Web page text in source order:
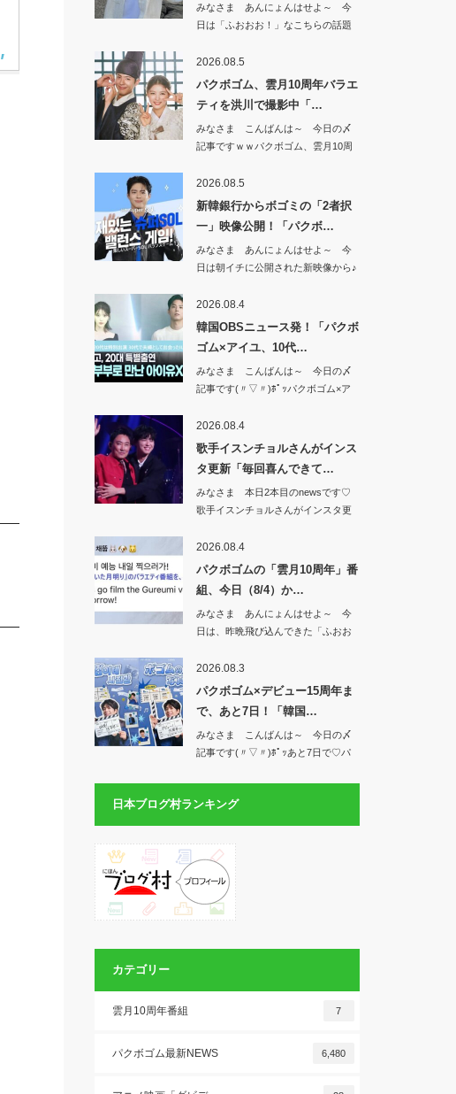
みなさま あんにょんはせよ～ 今
日は「ふおおお！」なこちらの話題
2026.08.5
パクボゴム、雲月10周年バラエ
ティを洪川で撮影中「…
みなさま こんばんは～ 今日の〆
記事ですｗｗパクボゴム、雲月10周
2026.08.5
新韓銀行からボゴミの「2者択
一」映像公開！「パクボ…
みなさま あんにょんはせよ～ 今
日は朝イチに公開された新映像から♪
2026.08.4
韓国OBSニュース発！「パクボ
ゴム×アイユ、10代…
みなさま こんばんは～ 今日の〆
記事です(〃▽〃)ﾎﾟｯパクボゴム×ア
2026.08.4
歌手イスンチョルさんがインス
タ更新「毎回喜んできて…
みなさま 本日2本目のnewsです♡
歌手イスンチョルさんがインスタ更
2026.08.4
パクボゴムの「雲月10周年」番
組、今日（8/4）か…
みなさま あんにょんはせよ～ 今
日は、昨晩飛び込んできた「ふおお
2026.08.3
パクボゴム×デビュー15周年ま
で、あと7日！「韓国…
みなさま こんばんは～ 今日の〆
記事です(〃▽〃)ﾎﾟｯあと7日で♡パ
日本ブログ村ランキング
カテゴリー
雲月10周年番組 7
パクボゴム最新NEWS 6,480